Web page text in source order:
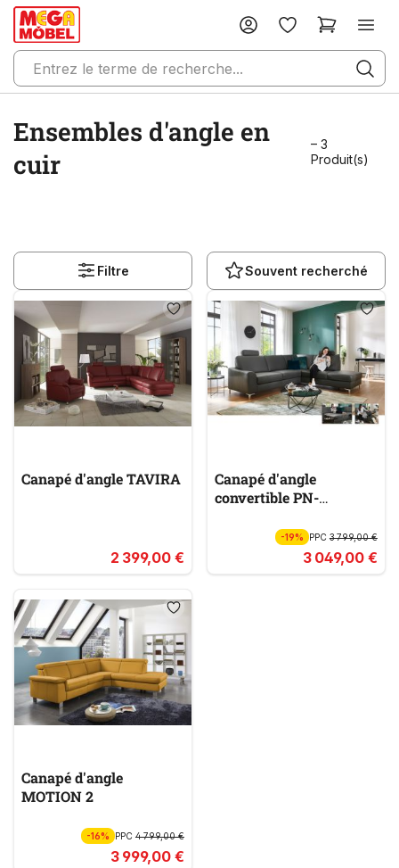
Ensembles d'angle en
cuir
– 3
Produit(s)
Filtre Souvent recherché
Canapé d'angle TAVIRA
2 399,00 €
Canapé d'angle
convertible PN-
-19% PPC3 799,00 €
3 049,00 €
Canapé d'angle
MOTION 2
-16% PPC 4 799,00 €
3 999,00 €